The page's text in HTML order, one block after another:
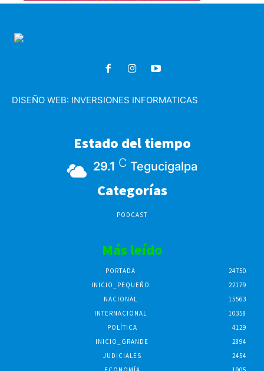
DISEÑO WEB: INVERSIONES INFORMATICAS
Estado del tiempo
29.1 C Tegucigalpa
Categorías
PODCAST
Más leído
PORTADA
24750
INICIO_PEQUEÑO
22179
NACIONAL
15563
INTERNACIONAL
10358
POLÍTICA
4129
INICIO_GRANDE
2894
JUDICIALES
2454